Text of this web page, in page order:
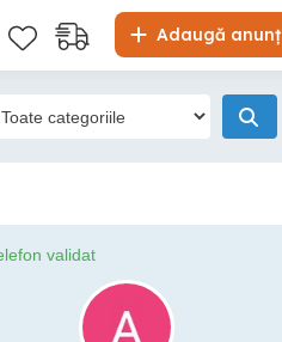
Adaugă anunț
validat